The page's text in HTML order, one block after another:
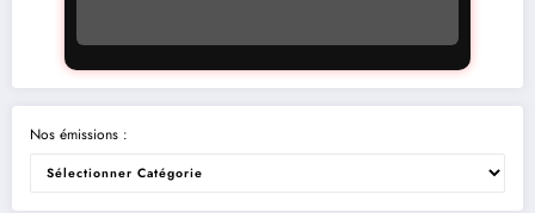
Nos émissions :